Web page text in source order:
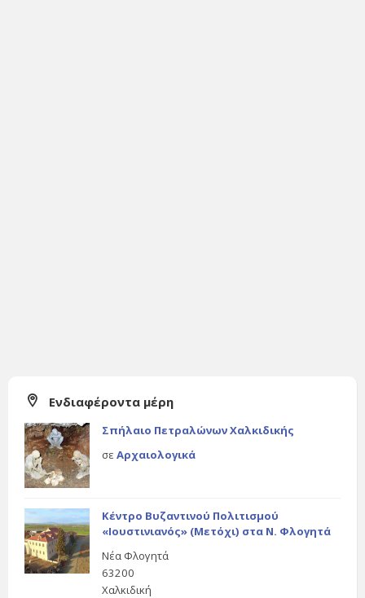
Ενδιαφέροντα μέρη
Σπήλαιο Πετραλώνων Χαλκιδικής
σε Αρχαιολογικά
Κέντρο Βυζαντινού Πολιτισμού
«Ιουστινιανός» (Μετόχι) στα Ν. Φλογητά
Νέα Φλογητά
63200
Χαλκιδική